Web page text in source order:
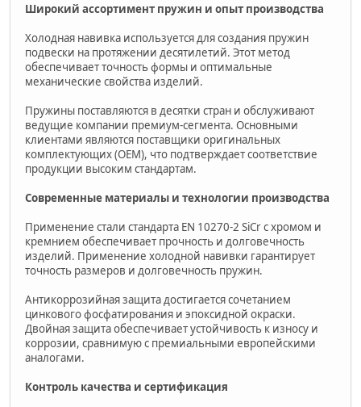
Широкий ассортимент пружин и опыт производства
Холодная навивка используется для создания пружин
подвески на протяжении десятилетий. Этот метод
обеспечивает точность формы и оптимальные
механические свойства изделий.
Пружины поставляются в десятки стран и обслуживают
ведущие компании премиум-сегмента. Основными
клиентами являются поставщики оригинальных
комплектующих (OEM), что подтверждает соответствие
продукции высоким стандартам.
Современные материалы и технологии производства
Применение стали стандарта EN 10270-2 SiCr с хромом и
кремнием обеспечивает прочность и долговечность
изделий. Применение холодной навивки гарантирует
точность размеров и долговечность пружин.
Антикоррозийная защита достигается сочетанием
цинкового фосфатирования и эпоксидной окраски.
Двойная защита обеспечивает устойчивость к износу и
коррозии, сравнимую с премиальными европейскими
аналогами.
Контроль качества и сертификация